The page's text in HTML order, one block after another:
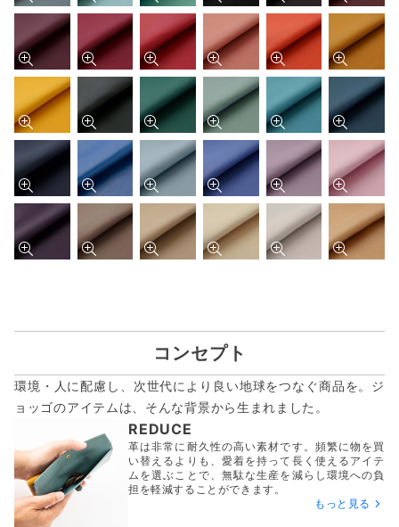
コンセプト
環境・人に配慮し、次世代により良い地球をつなぐ商品を。ジ
ョッゴのアイテムは、 そんな背景から生まれました。
REDUCE
革は非常に耐久性の高い素材です。頻繁に物を買
い替えるよりも、愛着を持って長く使えるアイテ
ムを選ぶことで、無駄な生産を減らし環境への負
担を軽減することができます。
もっと見る